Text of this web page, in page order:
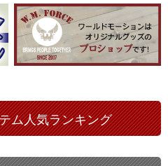
ム人気ランキング